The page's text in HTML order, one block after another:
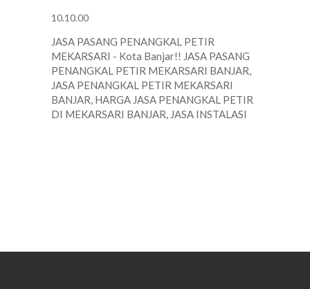
10.10.00
JASA PASANG PENANGKAL PETIR
MEKARSARI - Kota Banjar!! JASA PASANG
PENANGKAL PETIR MEKARSARI BANJAR,
JASA PENANGKAL PETIR MEKARSARI
BANJAR, HARGA JASA PENANGKAL PETIR
DI MEKARSARI BANJAR, JASA INSTALASI